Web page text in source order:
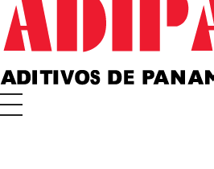
ADIPAN - Aditivos de Panamá S.A.
Productos especializados para la construcción.